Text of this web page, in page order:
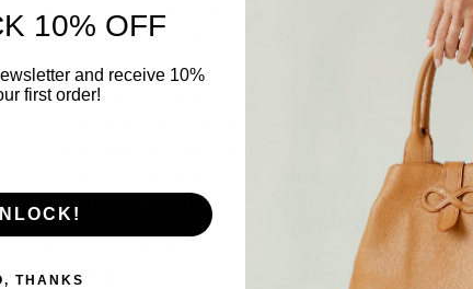
L'utente comprende che i suoi contenuti (escluse le
informazioni sulla carta di credito) possono essere
trasferiti non crittografati e comportare (a)
trasmissioni su varie reti; e (b) modifiche per
conformarsi e adattarsi ai requisiti tecnici delle reti o
dei dispositivi di connessione. Le informazioni sulla
carta di credito sono sempre crittografate durante il
trasferimento sulle reti.
L'utente accetta di non riprodurre, duplicare, copiare,
vendere, rivendere o sfruttare alcuna parte del
10% OFF
and receive 10%
first order!
THANKS